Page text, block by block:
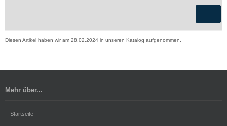
Diesen Artikel haben wir am 28.02.2024 in unseren Katalog aufgenommen.
Mehr über...
Startseite